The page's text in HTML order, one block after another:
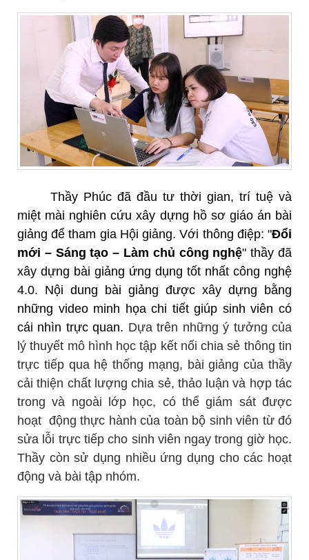
Thầy Phúc đã đầu tư thời gian, trí tuệ và
miệt mài nghiên cứu xây dựng hồ sơ giáo án bài
giảng để tham gia Hội giảng. Với thông điệp: "Đổi
mới – Sáng tạo – Làm chủ công nghệ" thầy đã
xây dựng bài giảng ứng dụng tốt nhất công nghệ
4.0. Nội dung bài giảng được xây dựng bằng
những video minh họa chi tiết giúp sinh viên có
cái nhìn trực quan. Dựa trên những ý tưởng của
lý thuyết mô hình học tập kết nối chia sẻ thông tin
trực tiếp qua hệ thống mạng, bài giảng của thầy
cải thiện chất lượng chia sẻ, thảo luận và hợp tác
trong và ngoài lớp học, có thể giám sát được
hoạt động thực hành của toàn bộ sinh viên từ đó
sửa lỗi trực tiếp cho sinh viên ngay trong giờ học.
Thầy còn sử dụng nhiều ứng dụng cho các hoạt
động và bài tập nhóm.